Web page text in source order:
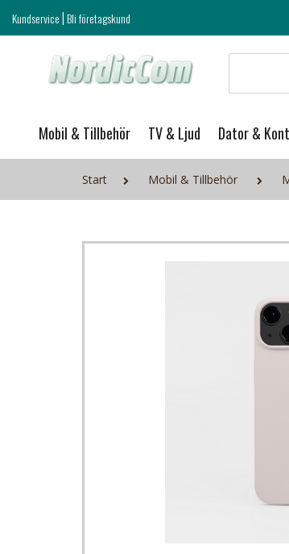
Kundservice|Bli företagskund Skapa Kundklubb
Mobil & Tillbehör TV & Ljud Dator &
Start Mobil & Tillbehör